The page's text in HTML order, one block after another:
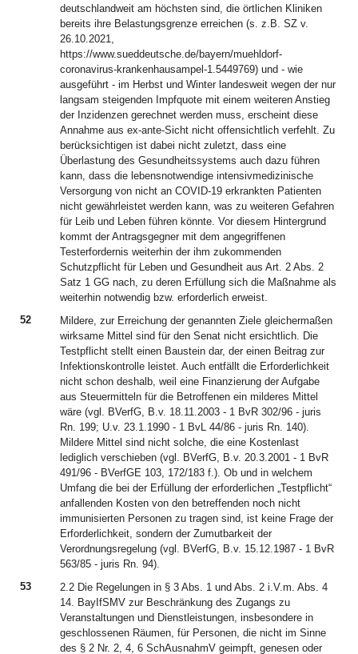
deutschlandweit am höchsten sind, die örtlichen Kliniken
bereits ihre Belastungsgrenze erreichen (s. z.B. SZ v.
26.10.2021,
https://www.sueddeutsche.de/bayern/muehldorf-
coronavirus-krankenhausampel-1.5449769) und - wie
ausgeführt - im Herbst und Winter landesweit wegen der nur
langsam steigenden Impfquote mit einem weiteren Anstieg
der Inzidenzen gerechnet werden muss, erscheint diese
Annahme aus ex-ante-Sicht nicht offensichtlich verfehlt. Zu
berücksichtigen ist dabei nicht zuletzt, dass eine
Überlastung des Gesundheitssystems auch dazu führen
kann, dass die lebensnotwendige intensivmedizinische
Versorgung von nicht an COVID-19 erkrankten Patienten
nicht gewährleistet werden kann, was zu weiteren Gefahren
für Leib und Leben führen könnte. Vor diesem Hintergrund
kommt der Antragsgegner mit dem angegriffenen
Testerfordernis weiterhin der ihm zukommenden
Schutzpflicht für Leben und Gesundheit aus Art. 2 Abs. 2
Satz 1 GG nach, zu deren Erfüllung sich die Maßnahme als
weiterhin notwendig bzw. erforderlich erweist.
52
Mildere, zur Erreichung der genannten Ziele gleichermaßen
wirksame Mittel sind für den Senat nicht ersichtlich. Die
Testpflicht stellt einen Baustein dar, der einen Beitrag zur
Infektionskontrolle leistet. Auch entfällt die Erforderlichkeit
nicht schon deshalb, weil eine Finanzierung der Aufgabe
aus Steuermitteln für die Betroffenen ein milderes Mittel
wäre (vgl. BVerfG, B.v. 18.11.2003 - 1 BvR 302/96 - juris
Rn. 199; U.v. 23.1.1990 - 1 BvL 44/86 - juris Rn. 140).
Mildere Mittel sind nicht solche, die eine Kostenlast
lediglich verschieben (vgl. BVerfG, B.v. 20.3.2001 - 1 BvR
491/96 - BVerfGE 103, 172/183 f.). Ob und in welchem
Umfang die bei der Erfüllung der erforderlichen „Testpflicht“
anfallenden Kosten von den betreffenden noch nicht
immunisierten Personen zu tragen sind, ist keine Frage der
Erforderlichkeit, sondern der Zumutbarkeit der
Verordnungsregelung (vgl. BVerfG, B.v. 15.12.1987 - 1 BvR
563/85 - juris Rn. 94).
53
2.2 Die Regelungen in § 3 Abs. 1 und Abs. 2 i.V.m. Abs. 4
14. BayIfSMV zur Beschränkung des Zugangs zu
Veranstaltungen und Dienstleistungen, insbesondere in
geschlossenen Räumen, für Personen, die nicht im Sinne
des § 2 Nr. 2, 4, 6 SchAusnahmV geimpft, genesen oder